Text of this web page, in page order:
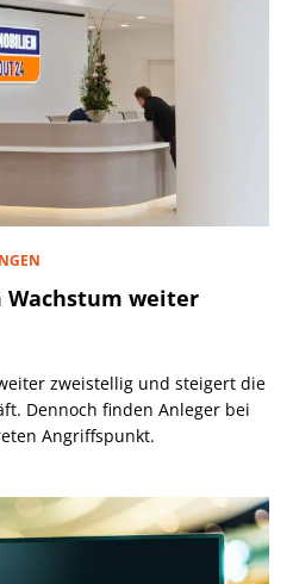
Wachstum weiter
zweistellig und steigert die
Dennoch finden Anleger bei
Angriffspunkt.